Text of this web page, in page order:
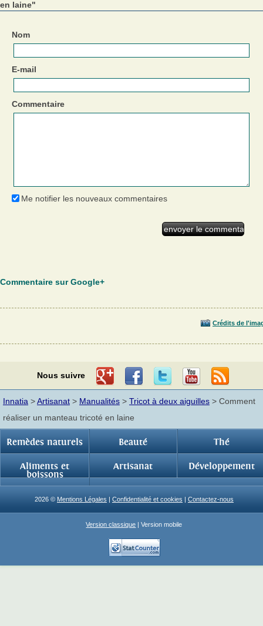
en laine"
Nom
E-mail
Commentaire
Me notifier les nouveaux commentaires
Commentaire sur Google+
Crédits de
Nous suivre
Innatia >Artisanat > Manualités > Tricot à deux aiguilles > Comment
réaliser un manteau tricoté en laine
Remèdes naturels Beauté Thé
Aliments et
boissons
Artisanat Développement
2026 © Mentions Légales | Confidentialité et cookies | Contactez-nous
Version classique | Version mobile